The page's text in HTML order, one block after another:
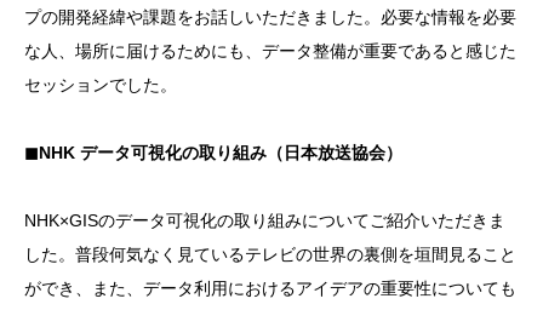
プの開発経緯や課題をお話しいただきました。必要な情報を必要
な人、場所に届けるためにも、データ整備が重要であると感じた
セッションでした。
◼︎NHK データ可視化の取り組み（日本放送協会）
NHK×GISのデータ可視化の取り組みについてご紹介いただきま
した。普段何気なく見ているテレビの世界の裏側を垣間見ること
ができ、また、データ利用におけるアイデアの重要性についても